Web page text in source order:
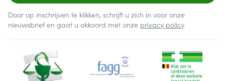
Door op inschrijven te klikken, schrijft u zich in voor onze
nieuwsbrief en gaat u akkoord met onze privacy policy.